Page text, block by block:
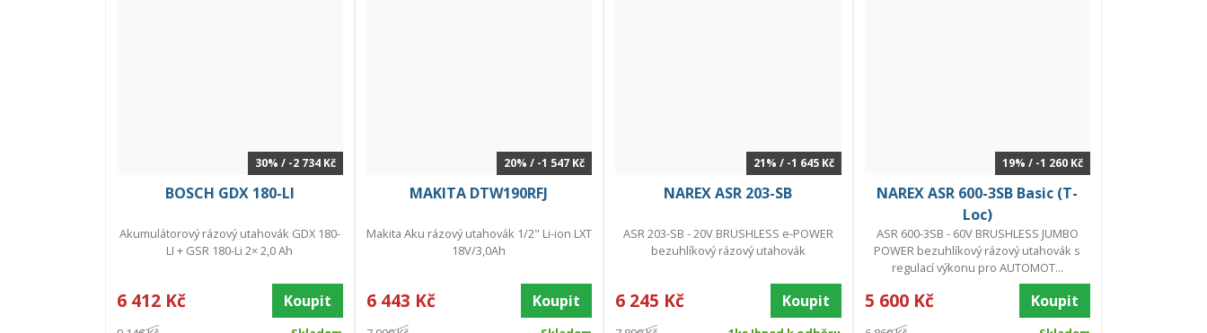
30% / -2 734 Kč
BOSCH GDX 180-LI
Akumulátorový rázový utahovák GDX 180-
LI + GSR 180-Li 2× 2,0 Ah
6 412 Kč Koupit
20% / -1 547 Kč
MAKITA DTW190RFJ
Makita Aku rázový utahovák 1/2" Li-ion LXT
18V/3,0Ah
6 443 Kč Koupit
21% / -1 645 Kč
NAREX ASR 203-SB
ASR 203-SB - 20V BRUSHLESS e-POWER
bezuhlíkový rázový utahovák
6 245 Kč Koupit
19% / -1 260 Kč
NAREX ASR 600-3SB Basic (T-
Loc)
ASR 600-3SB - 60V BRUSHLESS JUMBO
POWER bezuhlíkový rázový utahovák s
regulací výkonu pro AUTOMOT...
5 600 Kč Koupit